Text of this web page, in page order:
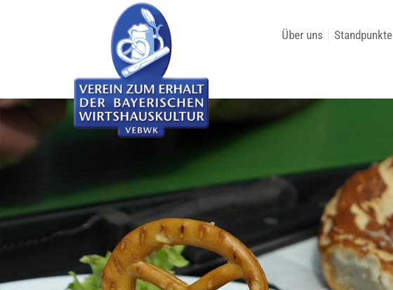
Über uns Standpunkte